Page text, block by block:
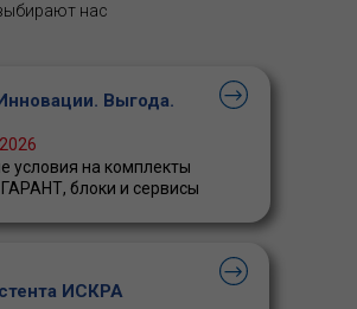
нас
Выгода.
условия на комплекты
блоки и сервисы
ИСКРА